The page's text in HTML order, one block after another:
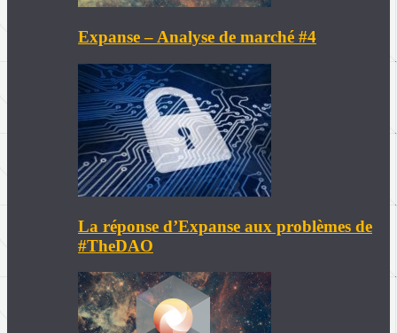
Expanse – Analyse de marché #4
La réponse d’Expanse aux problèmes de
#TheDAO